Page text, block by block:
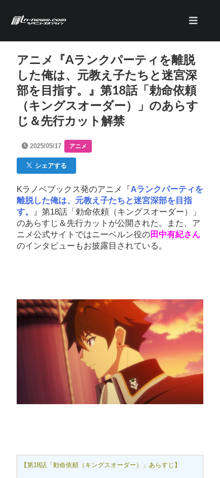
アニメ『Aランクパーティを離脱
した俺は、元教え子たちと迷宮深
部を目指す。』第18話「勅命依頼
（キングスオーダー）」のあらす
じ＆先行カット解禁
2025/05/17 アニメ
シェアする
Kラノベブックス発のアニメ『 Aランクパーティを
離脱した俺は、元教え子たちと迷宮深部を目指
す。
』第18話「勅命依頼（キングスオーダー）」
のあらすじ＆先行カットが公開された。また、ア
ニメ公式サイトではニーベルン役の田中有紀さん
のインタビューもお披露目されている。
【第18話「勅命依頼（キングスオーダー）」あらすじ】